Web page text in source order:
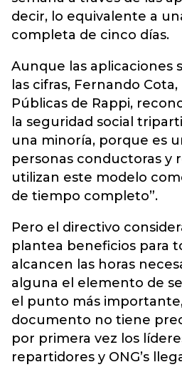
decir, lo equivalente a
completa de cinco días.
Aunque las aplicaciones
las cifras, Fernando
Públicas de Rappi,
la seguridad social
una minoría, porque es
personas conductoras y
utilizan este modelo
de tiempo completo”.
Pero el directivo
plantea beneficios para
alcancen las horas
alguna el elemento de
el punto más
documento no tiene
por primera vez los
repartidores y ONG’s